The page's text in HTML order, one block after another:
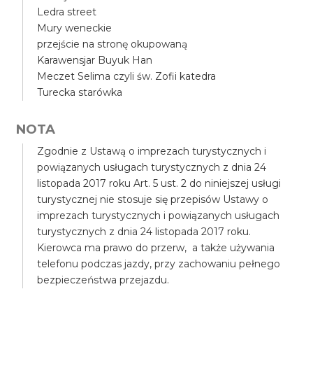
Ledra street
Mury weneckie
przejście na stronę okupowaną
Karawensjar Buyuk Han
Meczet Selima czyli św. Zofii katedra
Turecka starówka
NOTA
Zgodnie z Ustawą o imprezach turystycznych i
powiązanych usługach turystycznych z dnia 24
listopada 2017 roku Art. 5 ust. 2 do niniejszej usługi
turystycznej nie stosuje się przepisów Ustawy o
imprezach turystycznych i powiązanych usługach
turystycznych z dnia 24 listopada 2017 roku.
Kierowca ma prawo do przerw, a także używania
telefonu podczas jazdy, przy zachowaniu pełnego
bezpieczeństwa przejazdu.